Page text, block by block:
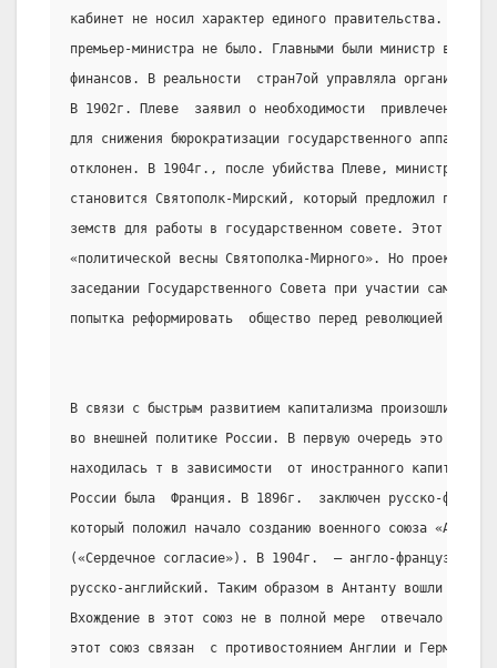
кабинет не носил характер единого правительства.
премьер-министра не было. Главными были министр
финансов. В реальности  стран7ой управляла
В 1902г. Плеве  заявил о необходимости  привлечения
для снижения бюрократизации государственного
отклонен. В 1904г., после убийства Плеве, министром
становится Святополк-Мирский, который предложил
земств для работы в государственном совете. Этот
«политической весны Святополка-Мирного». Но проект был
заседании Государственного Совета при участии самого
попытка реформировать  общество перед революцией была
В связи с быстрым развитием капитализма произошли
во внешней политике России. В первую очередь это
находилась т в зависимости  от иностранного капитала.
России была  Франция. В 1896г.  заключен русско-
который положил начало созданию военного союза
(«Сердечное согласие»). В 1904г.  – англо-французский
русско-английский. Таким образом в Антанту вошли
Вхождение в этот союз не в полной мере  отвечало
этот союз связан  с противостоянием Англии и Германии.